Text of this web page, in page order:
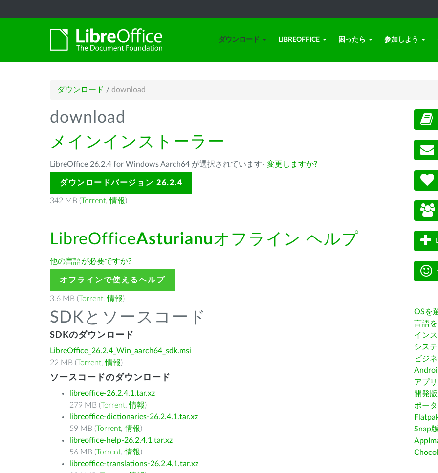
ダウンロード LIBREOFFICE 困ったら 参加しよう
ダウンロード / download
download
メインインストーラー
LibreOffice 26.2.4 for Windows Aarch64 が選択されています- 変更しますか?
ダウンロードバージョン 26.2.4
342 MB (Torrent,情報)
LibreOfficeAsturianuオフライン ヘルプ
他の言語が必要ですか?
オフラインで使えるヘルプ
3.6 MB (Torrent,情報)
SDKとソースコード
SDKのダウンロード
LibreOffice_26.2.4_Win_aarch64_sdk.msi
22 MB (Torrent,情報)
ソースコードのダウンロード
libreoffice-26.2.4.1.tar.xz
279 MB (Torrent,情報)
libreoffice-dictionaries-26.2.4.1.tar.xz
59 MB (Torrent,情報)
libreoffice-help-26.2.4.1.tar.xz
56 MB (Torrent,情報)
libreoffice-translations-26.2.4.1.tar.xz
OSを
言語
イン
シス
ビジ
アプ
開発版
ポー
Snap版